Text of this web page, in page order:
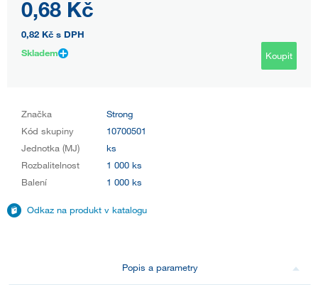
0,68 Kč
0,82 Kč s DPH
Skladem
Koupit
Značka
Strong
Kód skupiny
10700501
Jednotka (MJ)
ks
Rozbalitelnost
1 000 ks
Balení
1 000 ks
Odkaz na produkt v katalogu
Popis a parametry